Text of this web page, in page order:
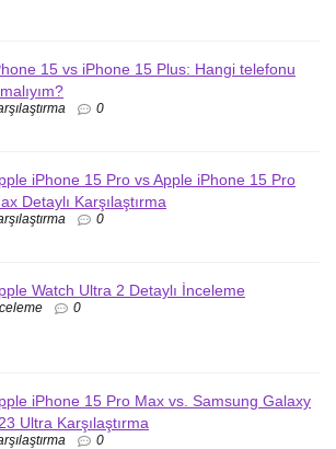
15 vs iPhone 15 Plus: Hangi telefonu
0
iPhone 15 Pro vs Apple iPhone 15 Pro
Detaylı Karşılaştırma
0
Watch Ultra 2 Detaylı İnceleme
0
iPhone 15 Pro Max vs. Samsung Galaxy
Ultra Karşılaştırma
0